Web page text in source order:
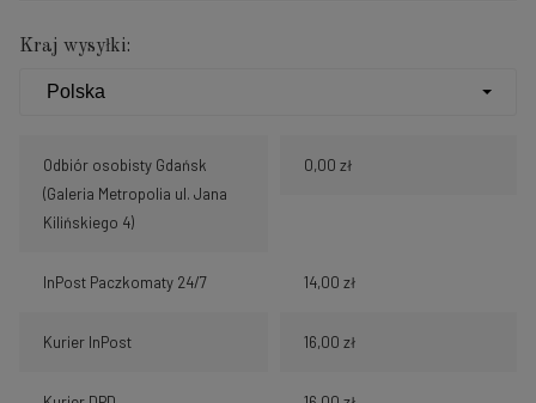
Kraj wysyłki:
Odbiór osobisty Gdańsk
(Galeria Metropolia ul. Jana
Kilińskiego 4)
0,00 zł
InPost Paczkomaty 24/7 14,00 zł
Kurier InPost 16,00 zł